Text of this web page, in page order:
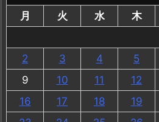
月
火 水 木
2
3 4 5
9
10 11 12
16
17 18 19